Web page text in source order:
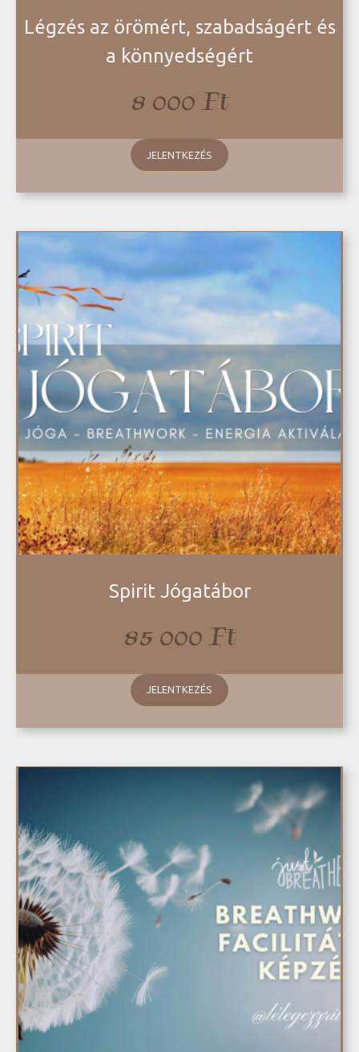
Légzés az örömért, szabadságért és
a könnyedségért
8 000Ft
JELENTKEZÉS
Spirit Jógatábor
85 000Ft
JELENTKEZÉS